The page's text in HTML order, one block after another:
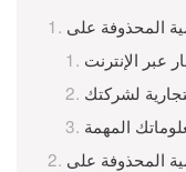
عبر الإنترنت
لشركتك
المهمة